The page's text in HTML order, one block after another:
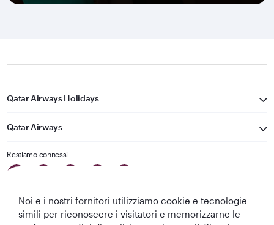
Qatar Airways Holidays
Qatar Airways
Restiamo connessi
Noi e i nostri fornitori utilizziamo cookie e tecnologie
simili per riconoscere i visitatori e memorizzarne le